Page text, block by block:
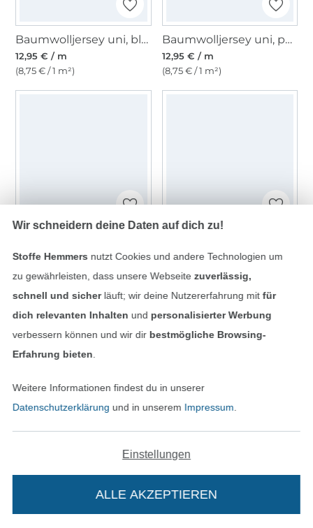
Baumwolljersey uni, blassmint
12,95 € / m
(8,75 € / 1 m²)
Baumwolljersey uni, petrol
12,95 € / m
(8,75 € / 1 m²)
12,95 € / m
(8,75 € / 1 m²)
12,95 € / m
(8,75 € / 1 m²)
BIO
18,95 € / m
Wir schneidern deine Daten auf dich zu!
Stoffe Hemmers nutzt Cookies und andere Technologien um
zu gewährleisten, dass unsere Webseite zuverlässig,
schnell und sicherläuft; wir deine Nutzererfahrung mitfür
dich relevanten Inhalten und personalisierter Werbung
verbessern können und wir dir bestmögliche Browsing-
Erfahrung bieten
Weitere Informationen findest du in unserer
Datenschutzerklärung und in unserem Impressum
Einstellungen
ALLE AKZEPTIEREN